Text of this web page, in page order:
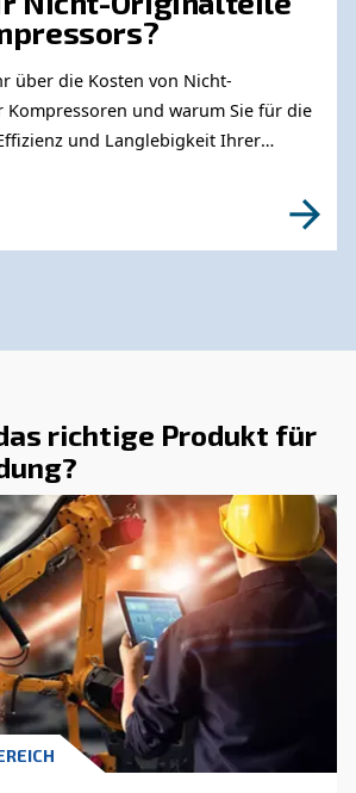
Überwachung
Fabrik
Ihnen den
Fabrik erleichtern.